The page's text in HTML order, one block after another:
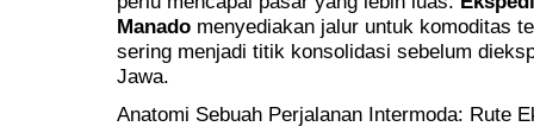
Manado menyediakan jalur untuk komoditas
sering menjadi titik konsolidasi sebelum
Jawa.
Anatomi Sebuah Perjalanan Intermoda: Rute